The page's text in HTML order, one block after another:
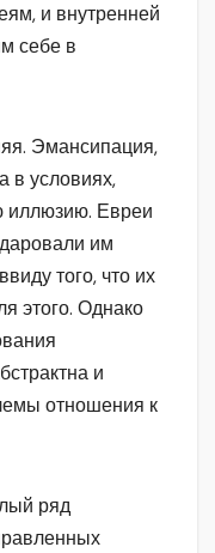
и внутренней
себе в
Эмансипация,
в условиях,
иллюзию. Евреи
им
того, что их
этого. Однако
и
отношения к
ряд